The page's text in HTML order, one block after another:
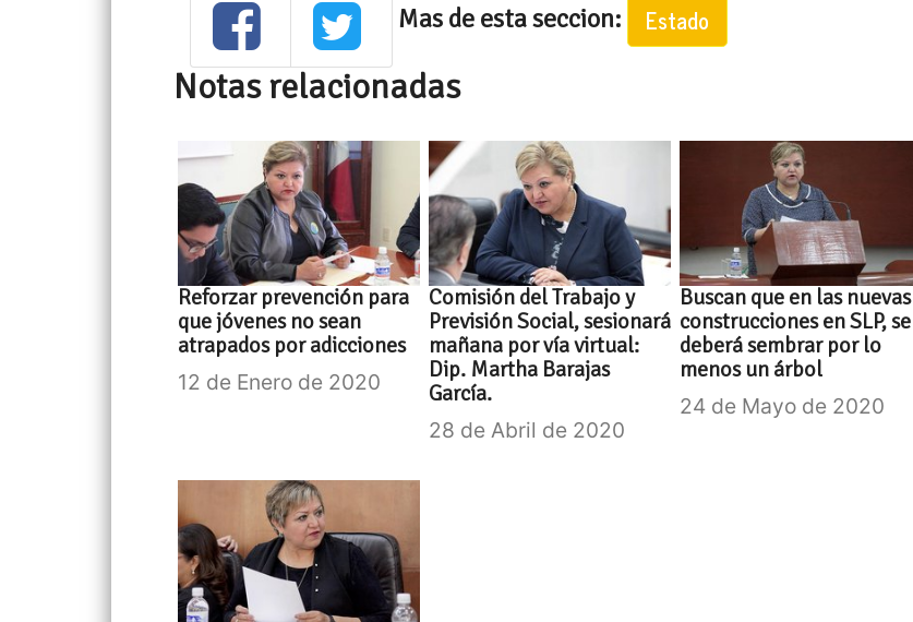
Mas de esta seccion: Estado
Notas relacionadas
Reforzar prevención para
que jóvenes no sean
atrapados por adicciones
12 de Enero de 2020
Comisión del Trabajo y
Previsión Social, sesionará
mañana por vía virtual:
Dip. Martha Barajas
García.
28 de Abril de 2020
Buscan que en las nuevas
construcciones en SLP, se
deberá sembrar por lo
menos un árbol
24 de Mayo de 2020